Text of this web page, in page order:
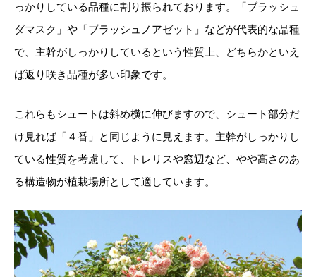
っかりしている品種に割り振られております。「ブラッシュ
ダマスク」や「ブラッシュノアゼット」などが代表的な品種
で、主幹がしっかりしているという性質上、どちらかといえ
ば返り咲き品種が多い印象です。
これらもシュートは斜め横に伸びますので、シュート部分だ
け見れば「４番」と同じように見えます。主幹がしっかりし
ている性質を考慮して、トレリスや窓辺など、やや高さのあ
る構造物が植栽場所として適しています。